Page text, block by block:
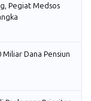
Pegiat Medsos
Dana Pensiun